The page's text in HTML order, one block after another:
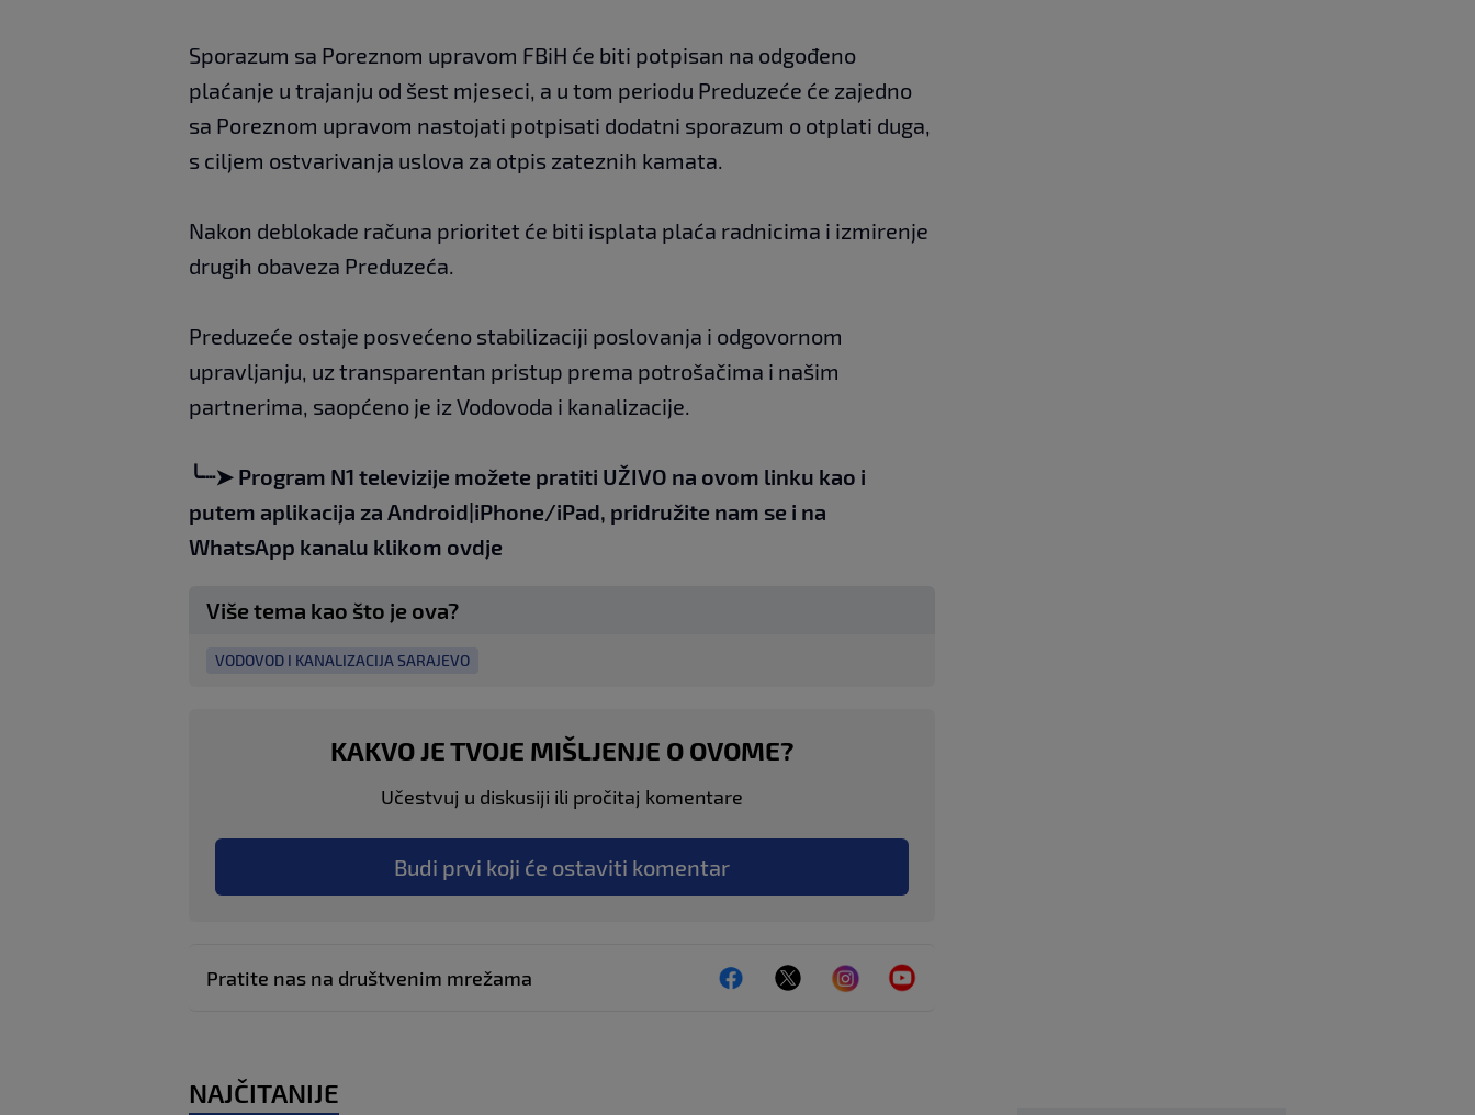
Sporazum sa Poreznom upravom FBiH će biti potpisan na odgođeno
plaćanje u trajanju od šest mjeseci, a u tom periodu Preduzeće će zajedno
sa Poreznom upravom nastojati potpisati dodatni sporazum o otplati duga,
s ciljem ostvarivanja uslova za otpis zateznih kamata.
Nakon deblokade računa prioritet će biti isplata plaća radnicima i izmirenje
drugih obaveza Preduzeća.
Preduzeće ostaje posvećeno stabilizaciji poslovanja i odgovornom
upravljanju, uz transparentan pristup prema potrošačima i našim
partnerima, saopćeno je iz Vodovoda i kanalizacije.
╰┈➤ Program N1 televizije možete pratiti UŽIVO na ovom linku kao i
putem aplikacija za Android|iPhone/iPad, pridružite nam se i na
WhatsApp kanalu klikom ovdje
Više tema kao što je ova?
VODOVOD I KANALIZACIJA SARAJEVO
KAKVO JE TVOJE MIŠLJENJE O OVOME?
Učestvuj u diskusiji ili pročitaj komentare
Budi prvi koji će ostaviti komentar
Pratite nas na društvenim mrežama
NAJČITANIJE